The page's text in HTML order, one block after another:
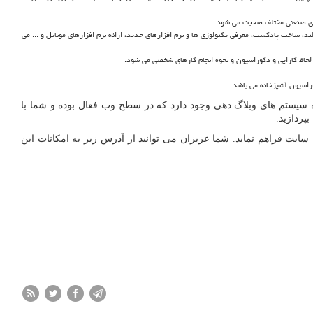
صنعتی مختلف صحبت می شود.
ساخت پادکست، معرفی تکنولوژی ها و نرم افزارهای جدید، ارائه نرم افزارهای موبایل و ... می
کارایی و دکوراسیون و نحوه انجام کارهای شخصی می شود.
آشپزخانه می باشد.
سیستم های وبلاگ دهی وجود دارد که در سطح وب فعال بوده و شما با
را برای کاربران این سایت فراهم نماید. شما عزیزان می توانید از آدرس زیر به امکانات این